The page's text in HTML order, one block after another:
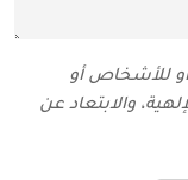
للأشخاص أو
والابتعاد عن